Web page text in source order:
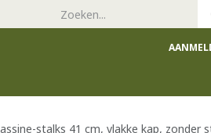
stalks 41 cm, vlakke kap, zonder